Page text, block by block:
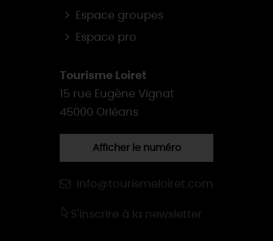
Espace groupes
Espace pro
Tourisme Loiret
15 rue Eugène Vignat
45000 Orléans
Afficher le numéro
info@tourismeloiret.com
S'inscrire à la newsletter